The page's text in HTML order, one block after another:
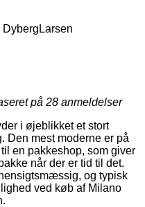
på 28 anmeldelser
i øjeblikket et stort
Den mest moderne er på
en pakkeshop, som giver
når der er tid til det.
og typisk
ved køb af Milano